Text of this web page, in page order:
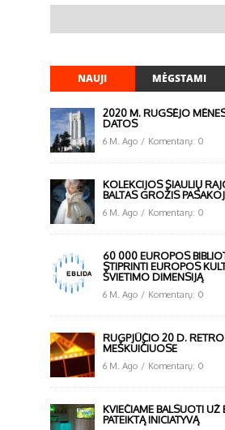
NAUJI MĖGSTAMI
2020 M. RUGSĖJO
DATOS
6 M. Ago / Komentarų: 0
KOLEKCIJOS ŠIAULIŲ
BALTAS GROŽIS
6 M. Ago / Komentarų: 0
60 000 EUROPOS
STIPRINTI EUROPOS
ŠVIETIMO DIMENSIJĄ
6 M. Ago / Komentarų: 0
RUGPJŪČIO 20 D.
MEŠKUIČIUOSE
6 M. Ago / Komentarų: 0
KVIEČIAME BALSUOTI UŽ
PATEIKTĄ INICIATYVĄ